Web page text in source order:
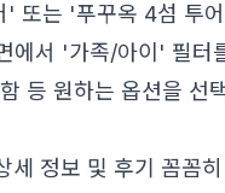
' 또는 '푸꾸옥 4섬 투
에서 '가족/아이' 필터
등 원하는 옵션을 선
세 정보 및 후기 꼼꼼히